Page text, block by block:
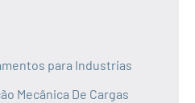
para Industrias
Mecânica De Cargas